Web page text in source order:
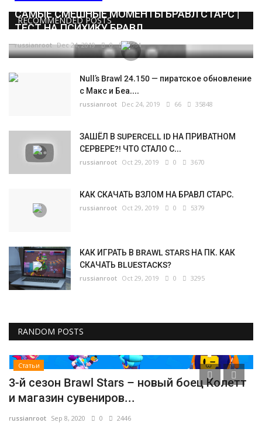
RECOMMENDED POSTS
САМЫЕ СМЕШНЫЕ МОМЕНТЫ БРАВЛ СТАРС |
ТЕСТ НА ПСИХИКУ БРАВЛ...
russianroot Dec 24, 2019 0 5664
Null’s Brawl 24.150 — пиратское обновление
с Макс и Беа....
russianroot Dec 24, 2019 66 35848
ЗАШЁЛ В SUPERCELL ID НА ПРИВАТНОМ
СЕРВЕРЕ?! ЧТО СТАЛО С...
russianroot Oct 29, 2019 0 3670
КАК СКАЧАТЬ ВЗЛОМ НА БРАВЛ СТАРС.
russianroot Oct 29, 2019 0 5379
КАК ИГРАТЬ В BRAWL STARS НА ПК. КАК
СКАЧАТЬ BLUESTACKS?
russianroot Oct 29, 2019 0 3295
RANDOM POSTS
Статьи
3-й сезон Brawl Stars – новый боец Колетт
и магазин сувениров...
russianroot Sep 8, 2020 0 2446